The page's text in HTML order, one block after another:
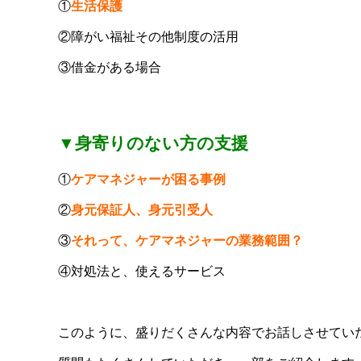
①生活保護
②障がい福祉その他制度の活用
③借金がある場合
▼身寄りのない方の支援
①ケアマネジャーが困る事例
②身元保証人、身元引受人
③それって、ケアマネジャーの業務範囲？
④対処法と、使えるサービス
このように、盛りだくさんな内容でお話しさせてい